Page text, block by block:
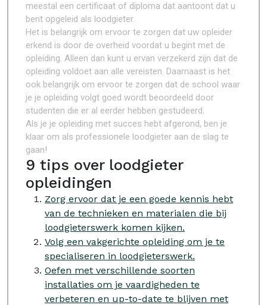
meestal een certificaat of diploma dat aantoont dat u
bent opgeleid als loodgieter.
Het is belangrijk om ervoor te zorgen dat uw opleider
erkend is door de overheid voordat u begint met de
opleiding. Alleen dan kunt u ervan verzekerd zijn dat de
opleiding voldoet aan alle vereisten. Daarnaast is het
ook belangrijk om ervoor te zorgen dat de school waar
je je opleiding volgt goed wordt beoordeeld door
studenten die er al eerder hebben gestudeerd.
Als je je opleiding met succes hebt afgerond, ben je
klaar om als professionele loodgieter aan de slag te
gaan!
9 tips over loodgieter
opleidingen
Zorg ervoor dat je een goede kennis hebt
van de technieken en materialen die bij
loodgieterswerk komen kijken.
Volg een vakgerichte opleiding om je te
specialiseren in loodgieterswerk.
Oefen met verschillende soorten
installaties om je vaardigheden te
verbeteren en up-to-date te blijven met